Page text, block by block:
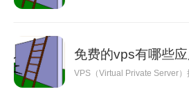
免费的vps有哪些应
VPS（Virtual Private Server